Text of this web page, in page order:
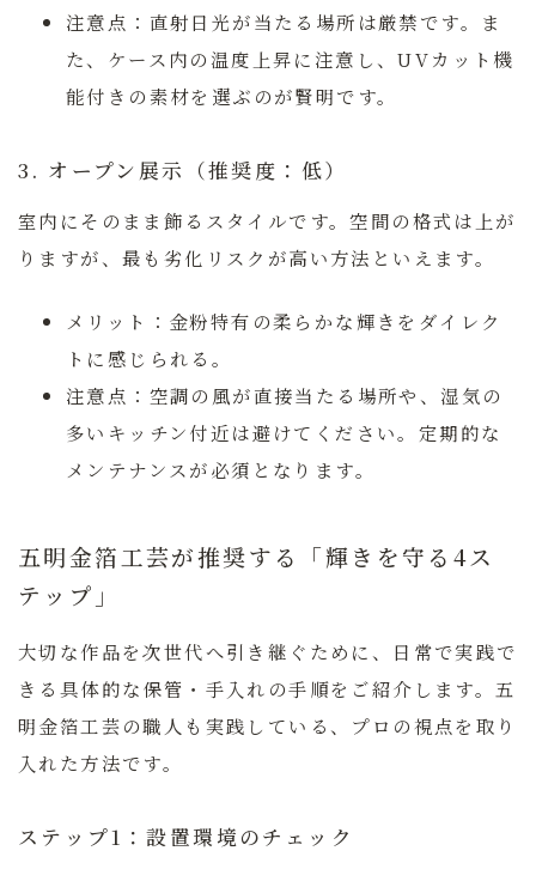
注意点： 直射日光が当たる場所は厳禁です。ま
た、ケース内の温度上昇に注意し、UVカット機
能付きの素材を選ぶのが賢明です。
3. オープン展示（推奨度：低）
室内にそのまま飾るスタイルです。空間の格式は上が
りますが、最も劣化リスクが高い方法といえます。
メリット： 金粉特有の柔らかな輝きをダイレク
トに感じられる。
注意点： 空調の風が直接当たる場所や、湿気の
多いキッチン付近は避けてください。定期的な
メンテナンスが必須となります。
五明金箔工芸が推奨する「輝きを守る4ス
テップ」
大切な作品を次世代へ引き継ぐために、日常で実践で
きる具体的な保管・手入れの手順をご紹介します。五
明金箔工芸の職人も実践している、プロの視点を取り
入れた方法です。
ステップ1：設置環境のチェック